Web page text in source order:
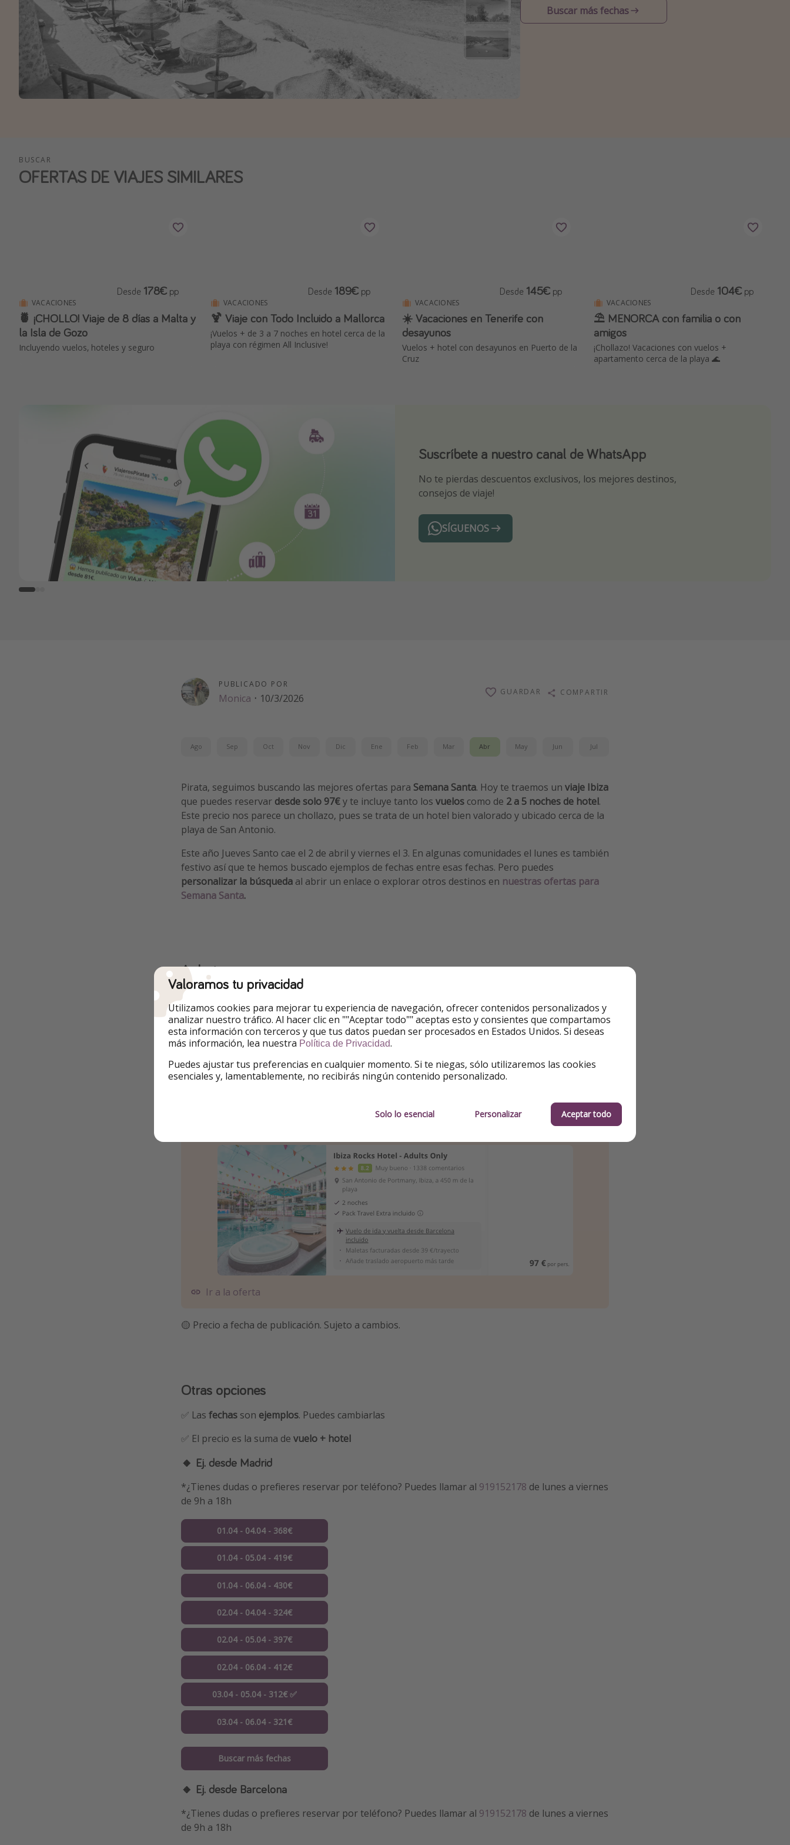
Buscar más fechas
BUSCAR
OFERTAS DE VIAJES SIMILARES
VACACIONES
🍍 ¡CHOLLO! Viaje de 8 días a Malta y
la Isla de Gozo
Incluyendo vuelos, hoteles y seguro
Desde 178€ pp
VACACIONES
🍹 Viaje con Todo Incluido a Mallorca
¡Vuelos + de 3 a 7 noches en hotel cerca de la
playa con régimen All Inclusive!
Desde 189€ pp
VACACIONES
☀️ Vacaciones en Tenerife con
desayunos
Vuelos + hotel con desayunos en Puerto de la
Cruz
Desde 145€ pp
VACACIONES
⛱️ MENORCA con familia o con
amigos
¡Chollazo! Vacaciones con vuelos +
apartamento cerca de la playa 🌊
Desde 104€ pp
Suscríbete a nuestro canal de WhatsApp
No te pierdas descuentos exclusivos, los mejores destinos,
consejos de viaje!
SÍGUENOS
Descarga nuestra app
Sé el primero en reservar nuestros chollazos
¡Suscríbete a nuestro canal de Telegram!
¡Recibe las mejores ofertas seleccionadas para ti por nuestros
expertos en viajes
Telegram
PUBLICADO POR
Monica · 10/3/2026
GUARDAR COMPARTIR
Ago Sep Oct Nov Dic Ene Feb Mar Abr May Jun Jul
Pirata, seguimos buscando las mejores ofertas para Semana Santa. Hoy te traemos un viaje Ibiza
que puedes reservar desde solo 97€y te incluye tanto los vuelos como de 2 a 5 noches de hotel.
Este precio nos parece un chollazo, pues se trata de un hotel bien valorado y ubicado cerca de la
playa de San Antonio.
Este año Jueves Santo cae el 2 de abril y viernes el 3. En algunas comunidades el lunes es también
festivo así que te hemos buscado ejemplos de fechas entre esas fechas. Pero puedes
personalizar la búsqueda al abrir un enlace o explorar otros destinos en nuestras ofertas para
Semana Santa.
A destacar
Vuelos incluidos
Detalles de la oferta
✈️🏨 Ej. de viaje + barato desde Barcelona:
Ir a la oferta
🟡 Precio a fecha de publicación. Sujeto a cambios.
Otras opciones
✅ Las fechas son ejemplos. Puedes cambiarlas
✅ El precio es la suma de vuelo + hotel
🔸 Ej. desde Madrid
*¿Tienes dudas o prefieres reservar por teléfono? Puedes llamar al 919152178 de lunes a viernes
de 9h a 18h
01.04 - 04.04 - 368€
01.04 - 05.04 - 419€
01.04 - 06.04 - 430€
02.04 - 04.04 - 324€
02.04 - 05.04 - 397€
02.04 - 06.04 - 412€
03.04 - 05.04 - 312€ ✅
03.04 - 06.04 - 321€
Buscar más fechas
🔸 Ej. desde Barcelona
*¿Tienes dudas o prefieres reservar por teléfono? Puedes llamar al 919152178 de lunes a viernes
de 9h a 18h
Valoramos tu privacidad
Utilizamos cookies para mejorar tu experiencia de navegación, ofrecer contenidos personalizados y
analizar nuestro tráfico. Al hacer clic en ""Aceptar todo"" aceptas esto y consientes que compartamos
esta información con terceros y que tus datos puedan ser procesados en Estados Unidos. Si deseas
más información, lea nuestra Política de Privacidad.
Puedes ajustar tus preferencias en cualquier momento. Si te niegas, sólo utilizaremos las cookies
esenciales y, lamentablemente, no recibirás ningún contenido personalizado.
Solo lo esencial Personalizar Aceptar todo